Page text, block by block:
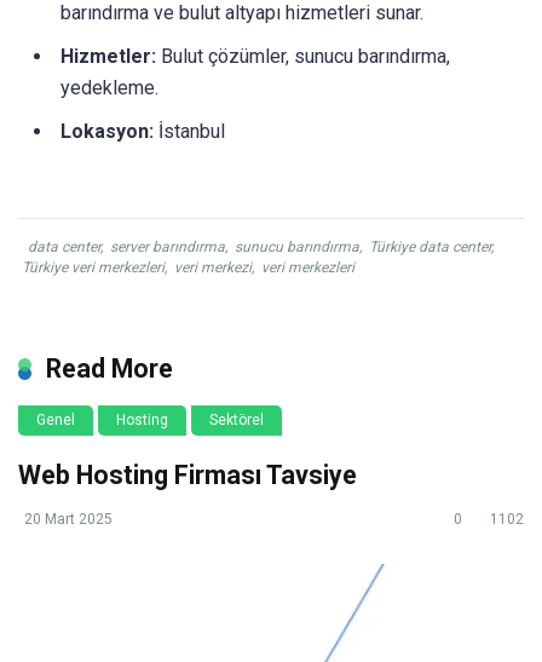
barındırma ve bulut altyapı hizmetleri sunar.
Hizmetler: Bulut çözümler, sunucu barındırma,
yedekleme.
Lokasyon: İstanbul
data center, server barındırma, sunucu barındırma, Türkiye data center,
Türkiye veri merkezleri, veri merkezi, veri merkezleri
Read More
Genel Hosting Sektörel
Web Hosting Firması Tavsiye
20 Mart 2025 0 1102